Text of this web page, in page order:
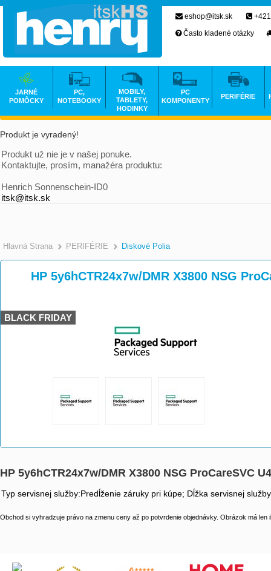
Produkt je vyradený!
Produkt už nie je v našej ponuke.
Kontaktujte, prosím, manažéra produktu:
Henrich Sonnenschein-ID0
itsk@itsk.sk
Hlavná Strana >
PERIFÉRIE >
Diskové Polia
HP 5y6hCTR24x7w/DMR X3800 NSG
BLACK FRIDAY
HP 5y6hCTR24x7w/DMR X3800 NSG ProCareSVC
Typ servisnej služby:Predĺženie záruky pri kúpe; Dĺžka servisnej
Obchod si vyhradzuje právo na zmenu ceny až po potvrdenie objednávky. Obrázok má len
eshop@itsk.sk
Často kladené otázky
JARNÉ
POMÔCKY
PC,
NOTEBOOKY
MOBILY,
TABLETY,
HODINKY
PC
KOMPONENTY
PERIFÉRIE